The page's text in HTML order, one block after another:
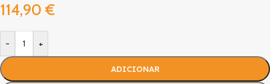
114,90 €
- +
ADICIONAR